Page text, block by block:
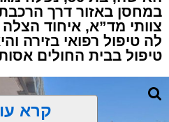
למקום הוזעקו מיד צוותי
ארגון "איחוד הצלה".
הכרה, ופתחו מיידית
הכוללות עיסויי לב
במחסן באזור דרך
צוותי מד”א, איחוד
לה טיפול רפואי בזירה
טיפול בבית החולים
קרא